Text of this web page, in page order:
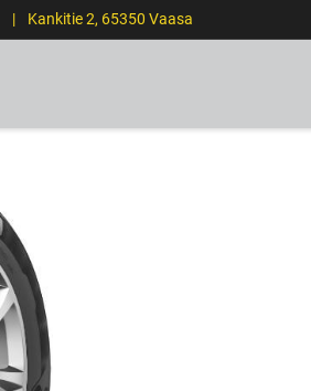
| Kankitie 2, 65350 Vaasa